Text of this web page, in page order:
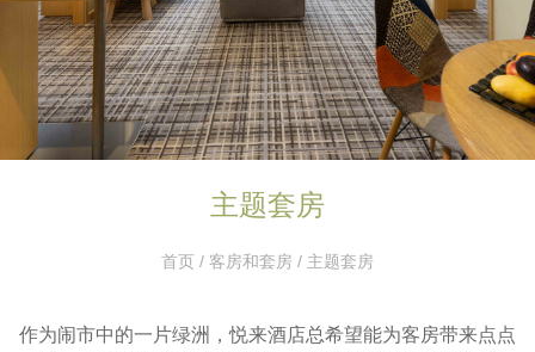
主题套房
首页 / 客房和套房 / 主题套房
作为闹市中的一片绿洲，悦来酒店总希望能为客房带来点点